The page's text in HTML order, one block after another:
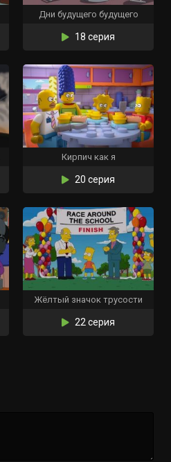
Дни будущего будущего
18 серия
Кирпич как я
20 серия
Жёлтый значок трусости
22 серия